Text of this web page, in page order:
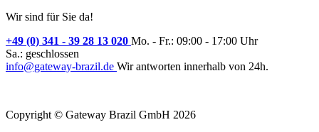
Wir sind für Sie da!
+49 (0) 341 - 39 28 13 020 Mo. - Fr.: 09:00 - 17:00 Uhr
Sa.: geschlossen
info@gateway-brazil.de Wir antworten innerhalb von 24h.
Copyright © Gateway Brazil GmbH 2026